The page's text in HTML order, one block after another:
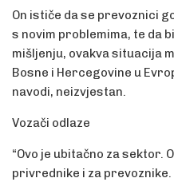
On ističe da se prevoznici
s novim problemima, te da
mišljenju, ovakva situacija
Bosne i Hercegovine u
navodi, neizvjestan.
Vozači odlaze
“Ovo je ubitačno za sektor.
privrednike i za